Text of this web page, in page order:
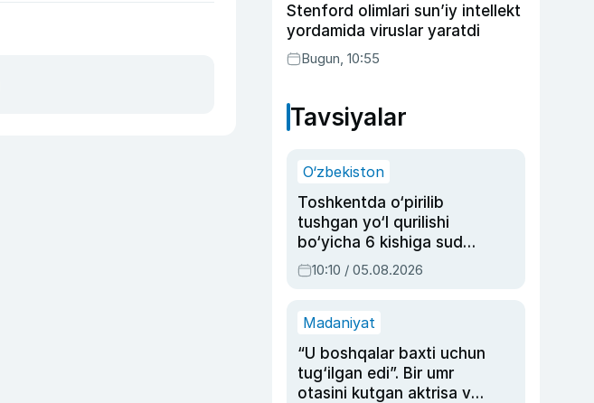
Stenford olimlari sun’iy intellekt
yordamida viruslar yaratdi
Bugun, 10:55
Tavsiyalar
O‘zbekiston
Toshkentda o‘pirilib
tushgan yo‘l qurilishi
bo‘yicha 6 kishiga sud
hukmi o‘qildi
10:10 / 05.08.2026
Madaniyat
“U boshqalar baxti uchun
tug‘ilgan edi”. Bir umr
otasini kutgan aktrisa va